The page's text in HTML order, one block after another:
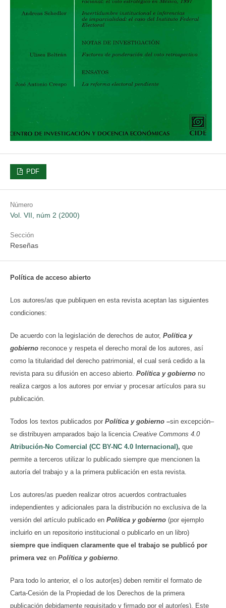
PDF
Número
Vol. VII, núm 2 (2000)
Sección
Reseñas
Política de acceso abierto
Los autores/as que publiquen en esta revista aceptan las siguientes
condiciones:
De acuerdo con la legislación de derechos de autor, Política y
gobierno reconoce y respeta el derecho moral de los autores, así
como la titularidad del derecho patrimonial, el cual será cedido a la
revista para su difusión en acceso abierto. Política y gobierno no
realiza cargos a los autores por enviar y procesar artículos para su
publicación.
Todos los textos publicados por Política y gobierno –sin excepción–
se distribuyen amparados bajo la licencia Creative Commons 4.0
Atribución-No Comercial (CC BY-NC 4.0 Internacional), que
permite a terceros utilizar lo publicado siempre que mencionen la
autoría del trabajo y a la primera publicación en esta revista.
Los autores/as pueden realizar otros acuerdos contractuales
independientes y adicionales para la distribución no exclusiva de la
versión del artículo publicado en Política y gobierno (por ejemplo
incluirlo en un repositorio institucional o publicarlo en un libro)
siempre que indiquen claramente que el trabajo se publicó por
primera vez en Política y gobierno
Para todo lo anterior, el o los autor(es) deben remitir el formato de
Carta-Cesión de la Propiedad de los Derechos de la primera
publicación debidamente requisitado y firmado por el autor(es). Este